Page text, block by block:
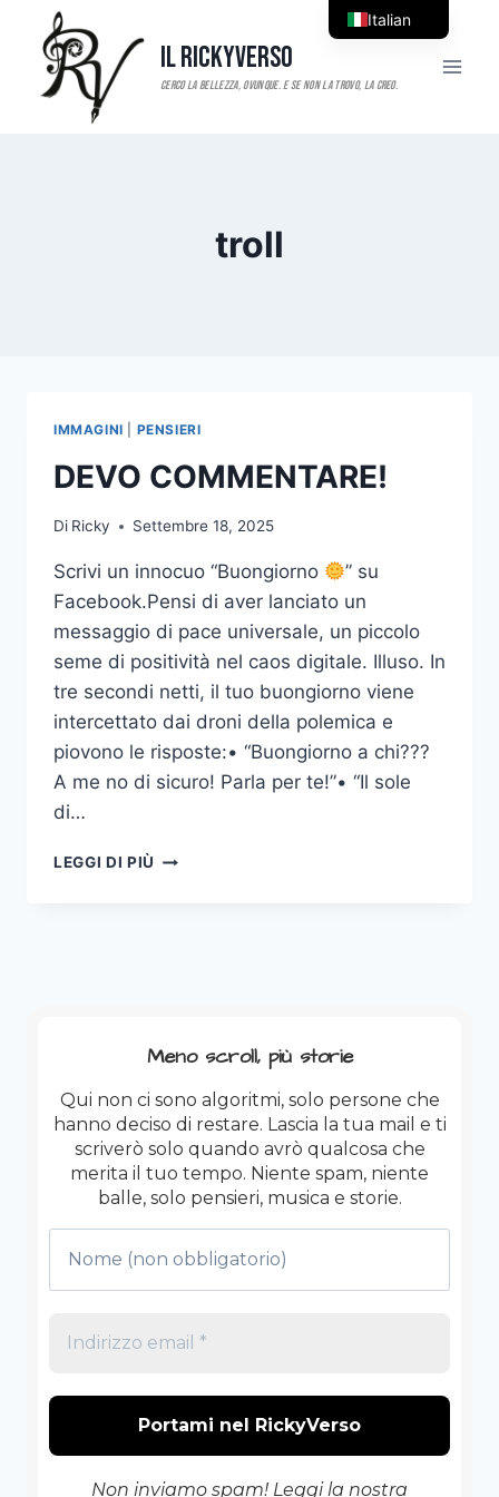
contenuto
Il RickyVerso
troll
IMMAGINI PENSIERI
DEVO COMMENTARE!
Di Ricky Settembre 18, 2025
Scrivi un innocuo “Buongiorno
” su
Facebook.Pensi di aver lanciato un
messaggio di pace universale, un piccolo
seme di positività nel caos digitale. Illuso. In
tre secondi netti, il tuo buongiorno viene
intercettato dai droni della polemica e
piovono le risposte:• “Buongiorno a chi???
A me no di sicuro! Parla per te!”• “Il sole
di…
LEGGI DI PIÙ DEVO
Meno scroll, più storie
Qui non ci sono algoritmi, solo persone che
hanno deciso di restare. Lascia la tua mail e ti
scriverò solo quando avrò qualcosa che
merita il tuo tempo. Niente spam, niente
balle, solo pensieri, musica e storie.
Non inviamo spam! Leggi la nostra
Italian